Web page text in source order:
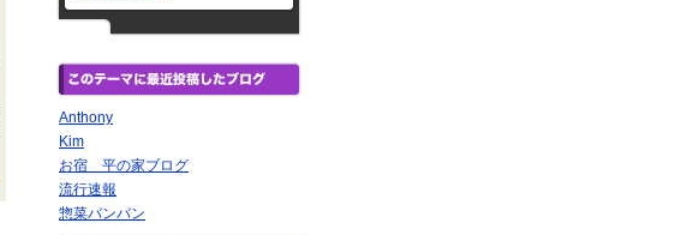
Anthony
Kim
お宿 平の家ブログ
流行速報
惣菜バンバン